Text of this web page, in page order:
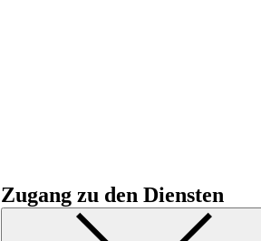
Zugang zu den Diensten